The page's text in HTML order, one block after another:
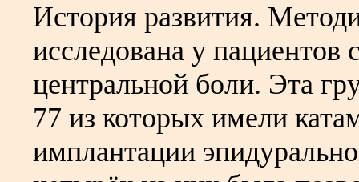
История развития.
исследована у
центральной боли. Эта
77 из которых имели
имплантации